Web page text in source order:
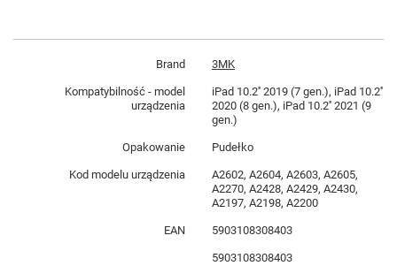
Brand 3MK
Kompatybilność - model
urządzenia
iPad 10.2'' 2019 (7 gen.), iPad 10.2''
2020 (8 gen.), iPad 10.2'' 2021 (9
gen.)
Opakowanie Pudełko
Kod modelu urządzenia
A2602, A2604, A2603, A2605,
A2270, A2428, A2429, A2430,
A2197, A2198, A2200
EAN 5903108308403
5903108308403